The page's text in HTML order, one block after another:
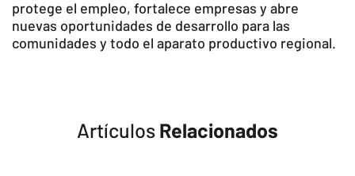
protege el empleo, fortalece empresas y abre
nuevas oportunidades de desarrollo para las
comunidades y todo el aparato productivo regional.
Artículos Relacionados